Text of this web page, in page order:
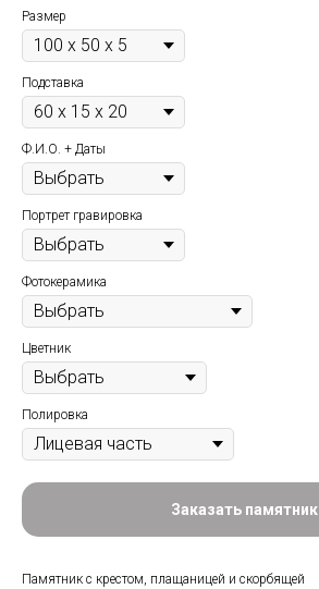
Размер
Подставка
Ф.И.О. + Даты
Портрет гравировка
Фотокерамика
Цветник
Полировка
Заказать памятник
Памятник с крестом, плащаницей и скорбящей